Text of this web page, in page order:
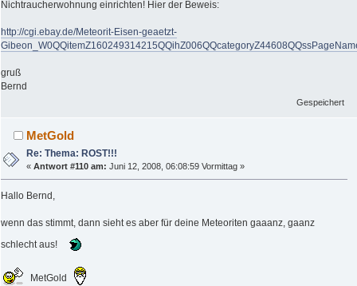
Nichtraucherwohnung einrichten! Hier der Beweis:
http://cgi.ebay.de/Meteorit-Eisen-geaetzt-
gruß
Bernd
Gespeichert
MetGold
Re: Thema: ROST!!!
«Antwort #110 am: Juni 12, 2008, 06:08:59 Vormittag »
Hallo Bernd,
wenn das stimmt, dann sieht es aber für deine Meteoriten gaaanz, gaanz
schlecht aus!
MetGold